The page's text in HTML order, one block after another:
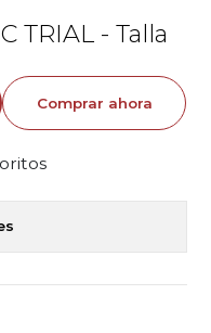
TRIAL - Talla
Comprar ahora